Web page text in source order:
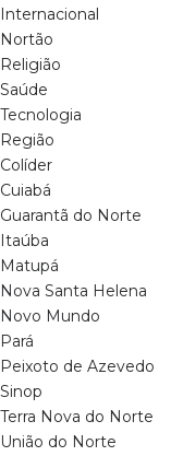
Internacional
Nortão
Religião
Saúde
Tecnologia
Região
Colíder
Cuiabá
Guarantã do Norte
Itaúba
Matupá
Nova Santa Helena
Novo Mundo
Pará
Peixoto de Azevedo
Sinop
Terra Nova do Norte
União do Norte